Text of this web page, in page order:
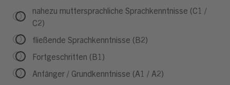
nahezu muttersprachliche Sprachkenntnisse (C1 /
C2)
fließende Sprachkenntnisse (B2)
Fortgeschritten (B1)
Anfänger / Grundkenntnisse (A1 / A2)